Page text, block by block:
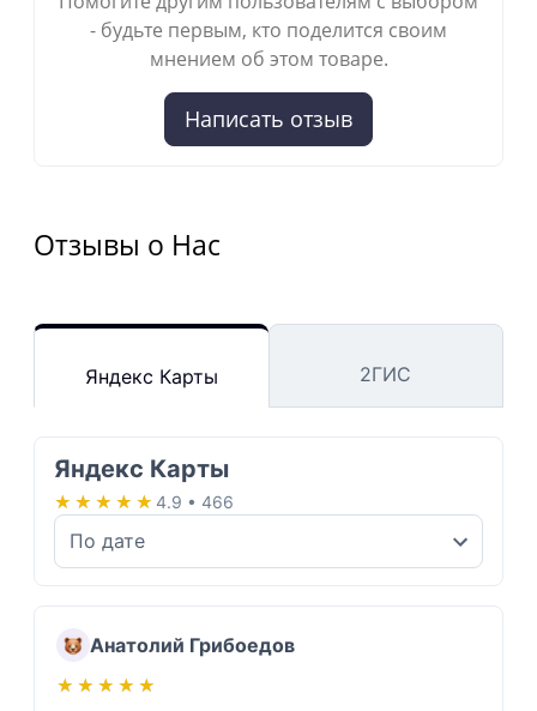
- будьте первым, кто поделится своим
мнением об этом товаре.
Написать отзыв
Отзывы о Нас
Яндекс Карты 2ГИС
Яндекс Карты
★★★★★
★★★★★ 4.9 • 466
Анатолий Грибоедов
★★★★★
★★★★★